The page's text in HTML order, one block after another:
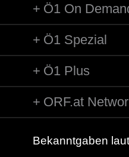
Ö1 On
Ö1 Spezial
Ö1 Plus
ORF.at
Bekanntgaben